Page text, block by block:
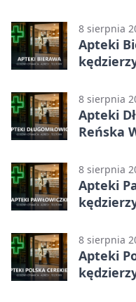
8 sierpnia
Apteki
8 sierpnia
Apteki
Reńska
telefony,
8 sierpnia
Apteki
8 sierpnia
Apteki